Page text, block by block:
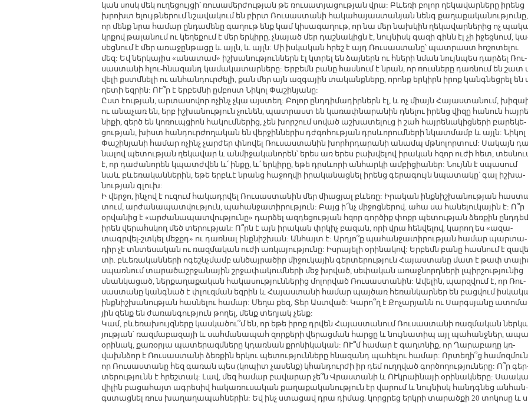
կան սոսկ մեկ ու­ղե­ցույ­ցի՝ ռու­սա­մեր­ժու­թյան թե ռու­սա­տյա­ցու­թյան վրա: Բևե­ռի բո­լոր ղե­կա­վար­նե­րը ի­րենց
խրոխտ ե­լույթ­նե­րում նշա­վա­կում են բիրտ Ռու­սաս­տա­նի հա­կա­հա­յաս­տա­նյան նենգ քա­ղա­քա­կա­նու­թյու­նը,
որ մենք նրա հա­մար ըն­դա­մե­նը գա­ղութ ենք կամ կի­սա­գա­ղութ, որ նա մեր նախ­կին ղե­կա­վար­նե­րից ոչ
կր­քով թա­լա­նում ու կե­ղե­քում է մեր եր­կի­րը, չնա­յած մեր դաշ­նա­կիցն է, նույ­նիսկ գա­զի գինն էլ չի ի­ջեց­նում,
սեց­նում է մեր ա­ռա­ջըն­թա­ցը և այլն, և այլն: Մի իս­կա­կան հրեշ է այդ Ռու­սաս­տա­նը՝ պատ­րաստ հո­շո­տե­լու
մեզ: Եվ ներ­կա­յիս «ա­նա­տամ» իշ­խա­նու­թյուն­ներն էլ կտ­րել են ձայ­ներն ու հնե­րի նման նույն­պես դար­ձել Ռու­
սաս­տա­նի հլու-հնա­զանդ կա­մա­կա­տար­նե­րը: Եր­բեմն բա­նը հաս­նում է նրան, որ ռուս­նե­րը դառ­նում են
վե­լի քստմ­նե­լի ու ան­հան­դուր­ժե­լի, քան մեր այն ազ­գա­յին տա­կանք­նե­րը, ո­րոնք եր­կիրն ի­րոք կանգ­նեց­րել
ղե­տի եզ­րին: ՈՒ՞ր է եր­բեմ­նի ըմ­բոստ Նի­կոլ Փա­շի­նյա­նը:
Ըստ էու­թյան, ար­տա­սո­վոր ո­չինչ չկա այս­տեղ: Բո­լոր ընդ­դի­մա­դիր­ներն էլ, և ոչ միայն Հա­յաս­տա­նում,
ու ա­նա­չառ են, երբ իշ­խա­նու­թյուն չու­նեն, պատ­րաստ են կա­ռափ­նա­րա­նին դնե­լու ի­րենց վի­զը հա­նուն
նի­քի, զերծ են կո­ռուպ­ցիոն հա­կում­նե­րից, չեն խոր­շում սո­ված աշ­խա­տե­լուց ի շահ հայ­րե­նա­կից­նե­րի բա­րե­կե­
ցու­թյան, խիստ հան­դուր­ժո­ղա­կան են վեր­ջին­նե­րիս դժ­գո­հու­թյան դրսևո­րում­նե­րի նկատ­մամբ և այլն: Նի­կոլ
Փա­շի­նյա­նի հա­մար ո­չինչ չար­ժեր փնո­վել Ռու­սաս­տա­նին խոր­հր­դա­րա­նի ա­նամպ մթ­նո­լոր­տում: Սա­կայն
նա­լով պե­տու­թյան ղե­կա­վար և ան­մի­ջա­կա­նո­րեն՝ ե­րես առ ե­րես բախ­վե­լով ի­րա­կան հզոր ու­ժի հետ,
է, որ դա­ժա­նո­րեն կպատժ­վեն և՛ ին­քը, և՛ եր­կի­րը, ե­թե դրսևո­րի ան­հար­կի ամ­բի­ցիա­ներ: Նույնն է սպա­սում
նաև բևե­ռա­կան­նե­րին, ե­թե երբևէ նրանց հա­ջող­վի ի­րա­կա­նաց­նել ի­րենց գե­րա­գույն նպա­տա­կը՝ գալ իշ­խա­
նու­թյան գլուխ:
Ի վեր­ջո, ին­չով է ու­զում հա­կադր­վել Ռու­սաս­տա­նին մեր միա­ցյալ բևե­ռը: Ի­րա­կան ինք­նիշ­խա­նու­թյան
տում, ար­ժա­նա­պատ­վու­թյուն, պա­հան­ջա­տի­րու­թյուն: Բայց ի՜նչ մի­ջոց­նե­րով. ա­հա սա հա­նե­լու­կա­յին է: Ո՞ր
օր­վա­նից է «ար­ժա­նա­պատ­վու­թյու­նը» դար­ձել ազ­դե­ցու­թյան հզոր գոր­ծիք փոքր պե­տու­թյան ձեռ­քին ընդ­դեմ
ի­րեն վե­րահս­կող մեծ տե­րու­թյան: Ո՞րն է այն ի­րա­կան փր­կիչ բա­զան, ո­րի վրա հեն­վե­լով, կա­րող ես «ա­զա­
տագր­վել-շտ­կել մեջքդ» ու դառ­նալ ինք­նիշ­խան: Ան­հայտ է: Ար­դյո՞ք պա­հան­ջա­տի­րու­թյան հա­մար պար­տա­
դիր չէ տն­տե­սա­կան ու ռազ­մա­կան ու­ժի առ­կա­յու­թյու­նը: Իս­րա­յե­լի օ­րի­նա­կով: Եր­բեմն բա­նը հաս­նում է
տի. բևե­ռա­կան­նե­րի ո­գեշ­նչ­մամբ ան­ծայ­րա­ծիր մի­ջու­կա­յին գեր­տե­րու­թյուն Հա­յաս­տա­նը մատ է թափ
սպառ­նում տա­րա­ծաշր­ջա­նա­յին շր­ջա­փա­կում­նե­րի մեջ խր­ված, սե­փա­կան ա­ռաջ­նորդ­նե­րի լպիր­շու­թյու­նից
սնան­կա­ցած, ներ­քա­ղա­քա­կան հա­կա­սու­թյուն­նե­րից մո­լոր­ված Ռու­սաս­տա­նին: Ա­վե­լին, պարզ­վում է, որ Ռու­
սաս­տա­նը կանգ­նած է փլուզ­ման եզ­րին և Հա­յաս­տա­նի հա­մար պայ­ծառ հե­ռան­կար­ներ են բաց­վում
ինք­նիշ­խա­նու­թյան հաս­նե­լու հա­մար: Մե­ղա քեզ, Տեր Աստ­ված: Կա­րո՞ղ է Քո­չա­րյանն ու Սարգ­սյա­նը
յին զենք են ժա­ռան­գու­թյուն թո­ղել, մենք տե­ղյակ չենք:
Կամ, բևե­ռա­խույզ­նե­րը կաս­կա­ծու՞մ են, որ ե­թե ի­րոք դր­վեն Հա­յաս­տա­նում Ռու­սաս­տա­նի ռազ­մա­կան
յու­թյան՝ ռազ­մա­բա­զա­յի և սահ­մա­նա­պահ զոր­քե­րի վե­րաց­ման հար­ցը և նույ­նա­տիպ այլ պա­հանջ­ներ,
օ­րի­նակ, քա­ռօ­րյա պա­տե­րազմ­նե­րը կդառ­նան քրո­նի­կա­կան: ՈՒ՞մ հա­մար է գաղտ­նիք, որ Ղա­րա­բա­ղը կռ­
վախն­ձոր է Ռու­սաս­տա­նի ձեռ­քին եր­կու պե­տու­թյուն­նե­րը հնա­զանդ պա­հե­լու հա­մար: Որ­տե­ղի՞ց
որ Ռու­սաս­տա­նը հեզ գա­ռան պես (կո­պիտ չա­սենք) կհան­դուր­ժի իր դեմ ուղղ­ված գոր­ծո­ղու­թյու­նե­րը: Ո՞ր
տե­րու­թյունն է հրեշ­տակ: Լավ, մեզ հա­մար բա­վա­րար չե՞ն Վրաս­տա­նի և ՈՒկ­րաի­նա­յի օ­րի­նակ­նե­րը:
վի­լին բա­ցա­հայտ ագ­րե­սիվ հա­կա­ռու­սա­կան քա­ղա­քա­կա­նու­թյուն էր վա­րում և նույ­նիսկ հան­դգ­նեց ան­հան­
գս­տաց­նել ռուս խա­ղա­ղա­պահ­նե­րին: Եվ ինչ ստա­ցավ դրա դի­մաց. կորց­րեց երկ­րի տա­րած­քի 20 տո­կո­սը և